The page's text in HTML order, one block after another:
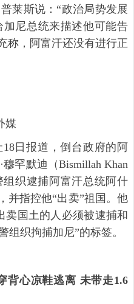
莱斯说：“政治局势发展
尼总统来描述他可能告
称，阿富汗还没有进行正
媒
日报道，倒台政府的阿
罕默迪（Bismillah Khan
组织逮捕阿富汗总统阿什
并指控他“出卖”祖国。他
卖国土的人必须被逮捕和
组织拘捕加尼”的标签。
背心凉鞋逃离 未带走1.6